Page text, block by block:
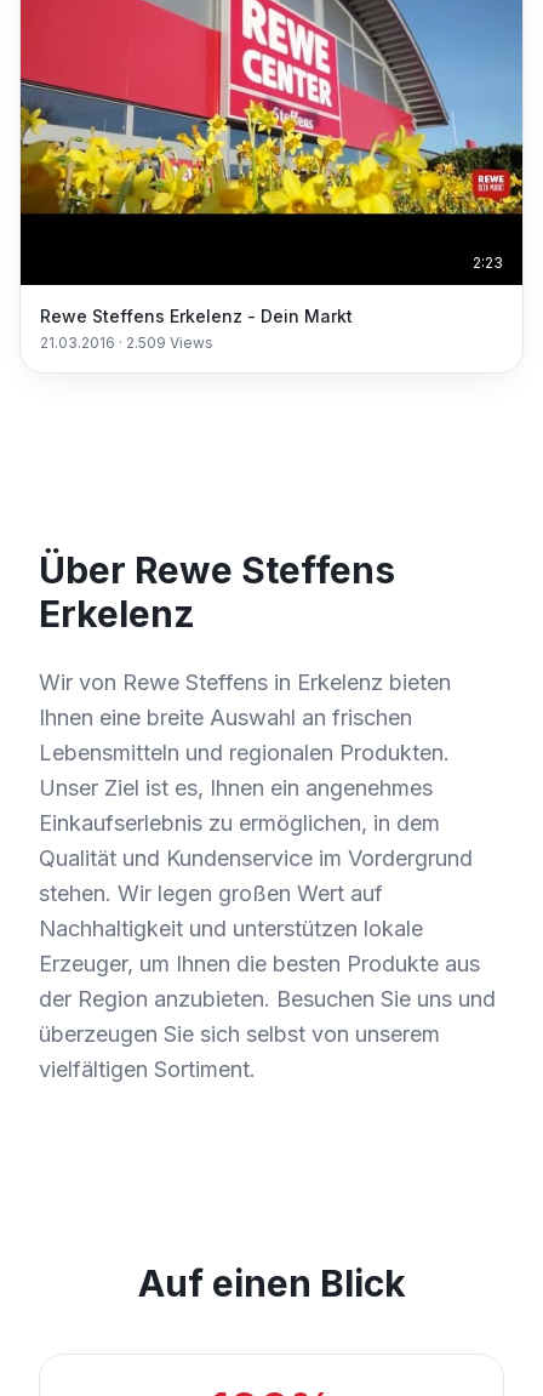
2:23
Rewe Steffens Erkelenz - Dein Markt
21.03.2016 · 2.509 Views
Über Rewe Steffens
Erkelenz
Wir von Rewe Steffens in Erkelenz bieten
Ihnen eine breite Auswahl an frischen
Lebensmitteln und regionalen Produkten.
Unser Ziel ist es, Ihnen ein angenehmes
Einkaufserlebnis zu ermöglichen, in dem
Qualität und Kundenservice im Vordergrund
stehen. Wir legen großen Wert auf
Nachhaltigkeit und unterstützen lokale
Erzeuger, um Ihnen die besten Produkte aus
der Region anzubieten. Besuchen Sie uns und
überzeugen Sie sich selbst von unserem
vielfältigen Sortiment.
Auf einen Blick